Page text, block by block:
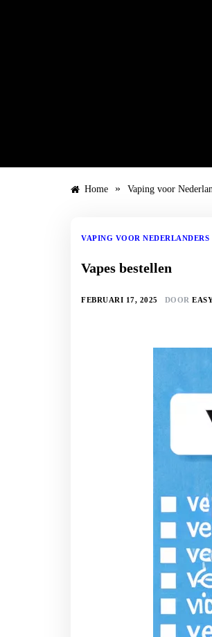
Home » Vaping voor
VAPING VOOR NEDERLANDERS
Vapes bestellen
FEBRUARI 17, 2025 DOOR